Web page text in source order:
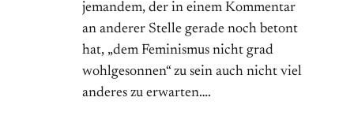
jemandem, der in einem Kommentar
an anderer Stelle gerade noch betont
hat, „dem Feminismus nicht grad
wohlgesonnen“ zu sein auch nicht viel
anderes zu erwarten….